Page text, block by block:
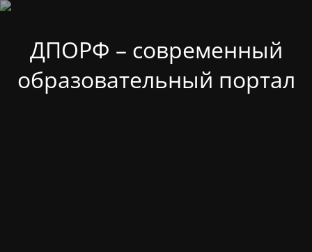
ДПОРФ – современный
образовательный портал